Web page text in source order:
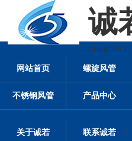
诚
网站首页 螺旋风管
不锈钢风管
产品中心
关于诚若 联系诚若